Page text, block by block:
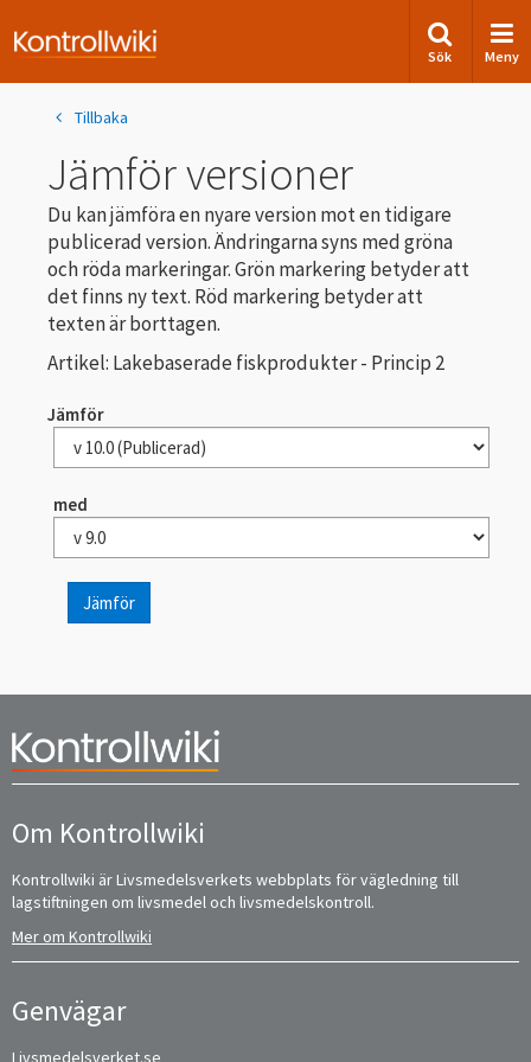
Sök Meny
Tillbaka
Jämför versioner
Du kan jämföra en nyare version mot en tidigare
publicerad version. Ändringarna syns med gröna
och röda markeringar. Grön markering betyder att
det finns ny text. Röd markering betyder att
texten är borttagen.
Artikel: Lakebaserade fiskprodukter - Princip 2
Jämför
med
Jämför
Om Kontrollwiki
Kontrollwiki är Livsmedelsverkets webbplats för vägledning till
lagstiftningen om livsmedel och livsmedelskontroll.
Mer om Kontrollwiki
Genvägar
Livsmedelsverket.se